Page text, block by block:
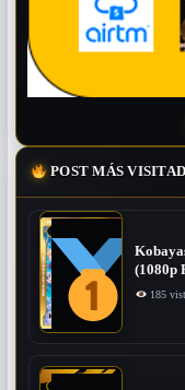
POST MÁS
(1080p
185